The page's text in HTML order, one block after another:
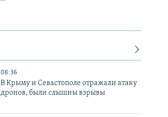
08:36
В Крыму и Севастополе отражали атаку
дронов, были слышны взрывы